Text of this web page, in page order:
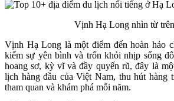
Vịnh Hạ Long nhìn từ
Vịnh Hạ Long là một điểm đến hoàn hảo
kiếm sự yên bình và trốn khỏi nhịp sống
hoang sơ, kỳ vĩ và đầy quyến rũ, đây là
lịch hàng đầu của Việt Nam, thu hút hàng
tham quan và khám phá mỗi năm.